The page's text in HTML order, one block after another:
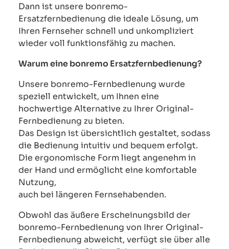
Dann ist unsere bonremo-
Ersatzfernbedienung die ideale Lösung, um
Ihren Fernseher schnell und unkompliziert
wieder voll funktionsfähig zu machen.
Warum eine bonremo Ersatzfernbedienung?
Unsere bonremo-Fernbedienung wurde
speziell entwickelt, um Ihnen eine
hochwertige Alternative zu Ihrer Original-
Fernbedienung zu bieten.
Das Design ist übersichtlich gestaltet, sodass
die Bedienung intuitiv und bequem erfolgt.
Die ergonomische Form liegt angenehm in
der Hand und ermöglicht eine komfortable
Nutzung,
auch bei längeren Fernsehabenden.
Obwohl das äußere Erscheinungsbild der
bonremo-Fernbedienung von Ihrer Original-
Fernbedienung abweicht, verfügt sie über alle